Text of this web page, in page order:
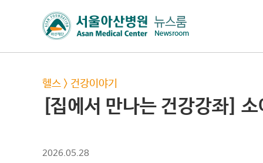
헬스 > 건강이야기
[집에서 만나는 건강강좌]
2026.05.28